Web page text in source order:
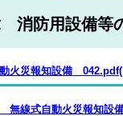
消防用設備等
火災報知設備 042.pdf(
無線式自動火災報知設